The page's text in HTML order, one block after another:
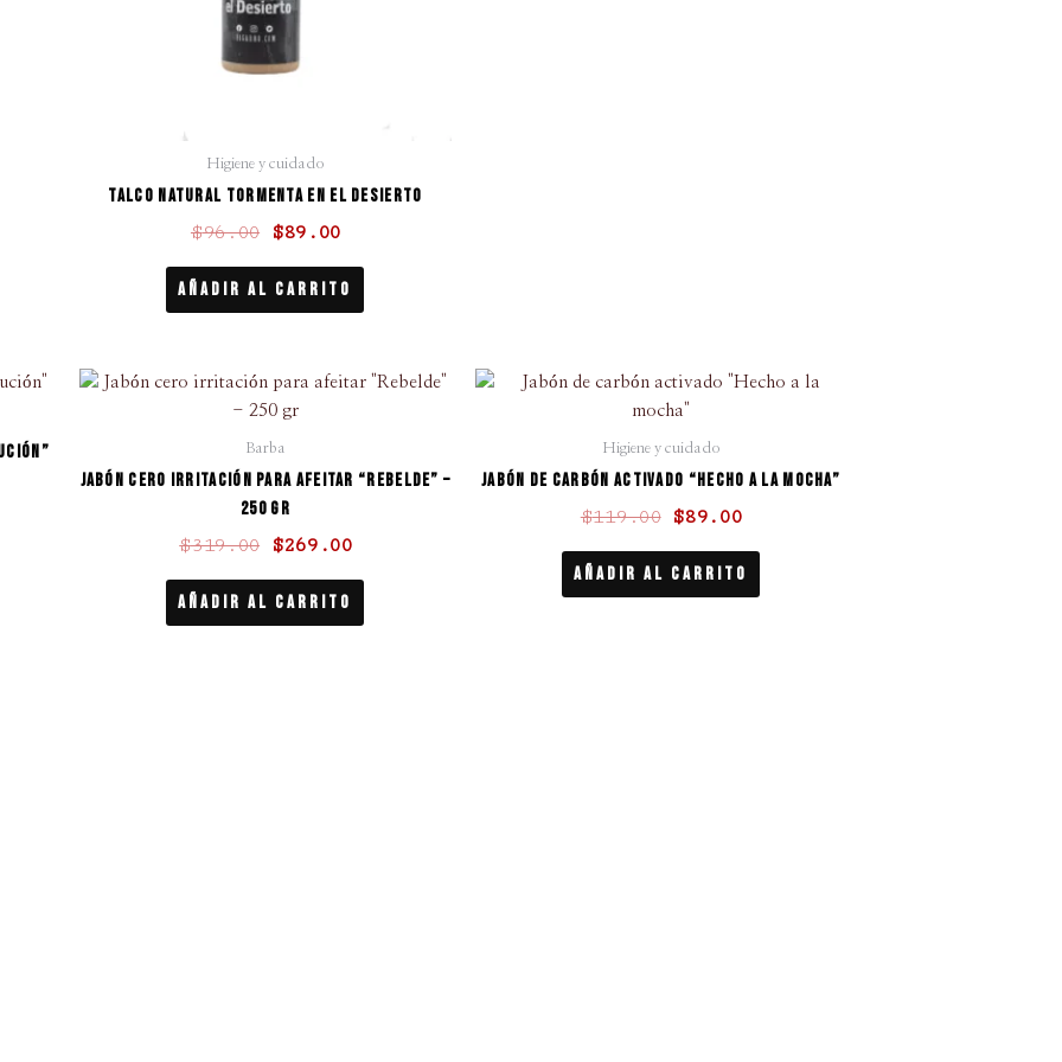
Higiene y cuidado
Talco natural Tormenta en el desierto
$96.00 $89.00
Añadir Al Carrito
Barba
Jabón cero irritación para afeitar “Rebelde” –
250 gr
$319.00
El
precio
original
$319.00.
$269.00
El
$269.00.
Añadir Al Carrito
Higiene y cuidado
Jabón de carbón activado “Hecho a la mocha”
$119.00
El
precio
original
$119.00.
$89.00
El
$89.00.
Añadir Al Carrito